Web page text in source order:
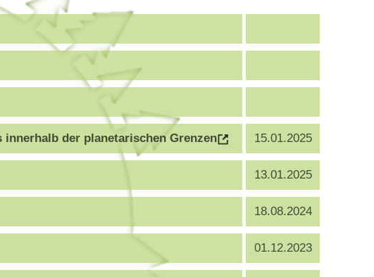
innerhalb der planetarischen Grenzen 15.01.2025
13.01.2025
18.08.2024
01.12.2023